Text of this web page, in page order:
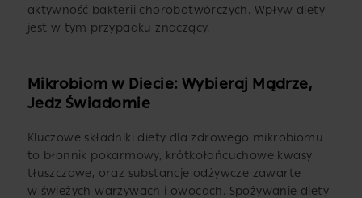
aktywność bakterii chorobotwórczych. Wpływ diety
jest w tym przypadku znaczący.
Mikrobiom w Diecie: Wybieraj Mądrze,
Jedz Świadomie
Kluczowe składniki diety dla zdrowego mikrobiomu
to błonnik pokarmowy, krótkołańcuchowe kwasy
tłuszczowe, oraz substancje odżywcze zawarte
w świeżych warzywach i owocach. Spożywanie diety